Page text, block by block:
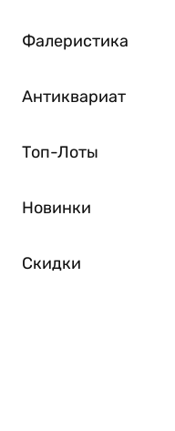
Фалеристика
Антиквариат
Топ-Лоты
Новинки
Скидки